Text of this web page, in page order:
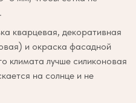
кварцевая, декоративная
и окраска фасадной
климата лучше силиконовая
на солнце и не